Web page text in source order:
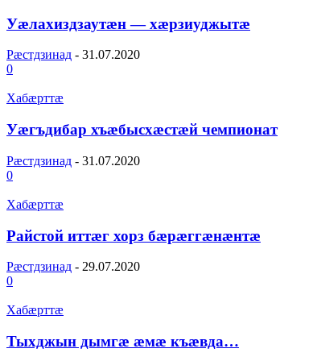
Уæлахиздзаутæн — хæрзиуджытæ
Рæстдзинад - 31.07.2020
0
Хабæрттæ
Уæгъдибар хъæбысхæстæй чемпионат
Рæстдзинад - 31.07.2020
0
Хабæрттæ
Райстой иттæг хорз бæрæггæнæнтæ
Рæстдзинад - 29.07.2020
0
Хабæрттæ
Тыхджын дымгæ æмæ къæвда…